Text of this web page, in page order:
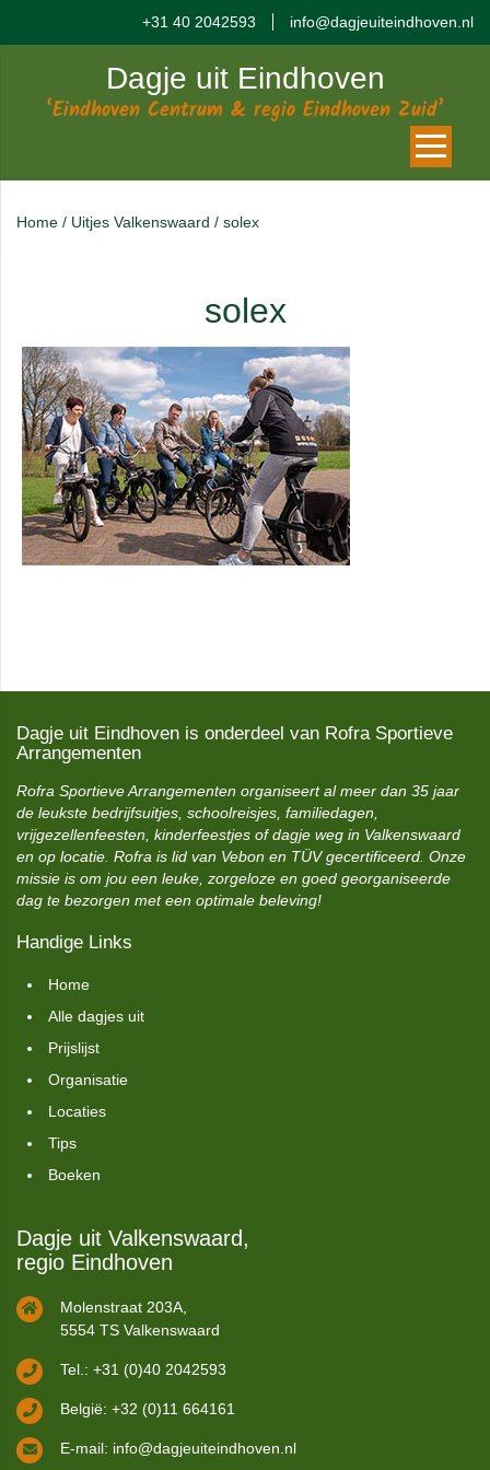
+31 40 2042593 info@dagjeuiteindhoven.nl
Dagje uit Eindhoven
‘Eindhoven Centrum & regio Eindhoven Zuid’
Home / Uitjes Valkenswaard / solex
solex
Dagje uit Eindhoven is onderdeel van Rofra Sportieve
Arrangementen
Rofra Sportieve Arrangementen organiseert al meer dan 35 jaar
de leukste bedrijfsuitjes, schoolreisjes, familiedagen,
vrijgezellenfeesten, kinderfeestjes of dagje weg in Valkenswaard
en op locatie. Rofra is lid van Vebon en TÜV gecertificeerd. Onze
missie is om jou een leuke, zorgeloze en goed georganiseerde
dag te bezorgen met een optimale beleving!
Handige Links
Home
Alle dagjes uit
Prijslijst
Organisatie
Locaties
Tips
Boeken
Dagje uit Valkenswaard,
regio Eindhoven
Molenstraat 203A,
5554 TS Valkenswaard
Tel.: +31 (0)40 2042593
België: +32 (0)11 664161
E-mail: info@dagjeuiteindhoven.nl